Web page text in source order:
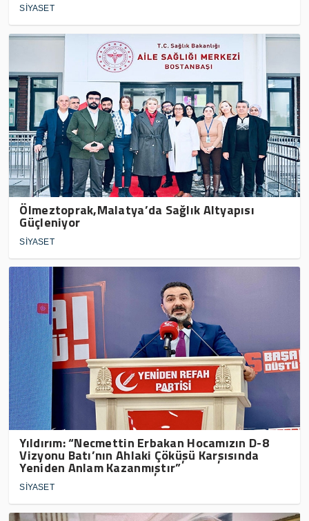
SİYASET
Ölmeztoprak,Malatya’da Sağlık Altyapısı
Güçleniyor
SİYASET
Yıldırım: “Necmettin Erbakan Hocamızın D-8
Vizyonu Batı’nın Ahlaki Çöküşü Karşısında
Yeniden Anlam Kazanmıştır”
SİYASET